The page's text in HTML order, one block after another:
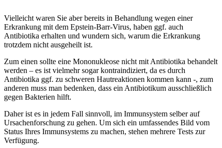
Vielleicht waren Sie aber bereits in Behandlung wegen einer
Erkrankung mit dem Epstein-Barr-Virus, haben ggf. auch
Antibiotika erhalten und wundern sich, warum die Erkrankung
trotzdem nicht ausgeheilt ist.
Zum einen sollte eine Mononukleose nicht mit Antibiotika behandelt
werden – es ist vielmehr sogar kontraindiziert, da es durch
Antibiotika ggf. zu schweren Hautreaktionen kommen kann -, zum
anderen muss man bedenken, dass ein Antibiotikum ausschließlich
gegen Bakterien hilft.
Daher ist es in jedem Fall sinnvoll, im Immunsystem selber auf
Ursachenforschung zu gehen. Um sich ein umfassendes Bild vom
Status Ihres Immunsystems zu machen, stehen mehrere Tests zur
Verfügung.